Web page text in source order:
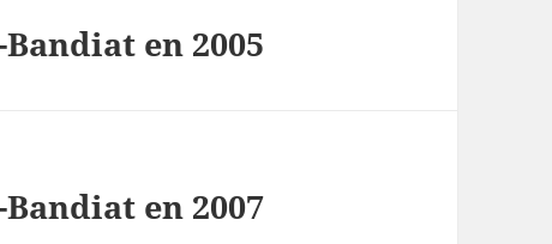
en 2005
en 2007